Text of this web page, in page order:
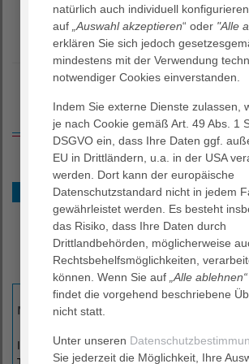
Schwerpunkte des
Notfallversorgung
Wirbelsäule und Becken
Sportmedizin
Endoprothetik
Downloads
Notfallversorgung
In unserer zentralen Notaufnahme erfolgt
natürlich auch individuell
auf „Auswahl akzeptieren“ oder "Alle
erklären Sie sich jedoch
mindestens mit der Verwendung
notwendiger Cookies einverstanden.
Indem Sie externe Dienste zulassen,
je nach Cookie gemäß Art. 49 Abs. 1
DSGVO ein, dass Ihre Daten ggf.
EU in Drittländern, u.a. in der USA
werden. Dort kann der europäische
Datenschutzstandard nicht in jedem
gewährleistet werden. Es besteht
das Risiko, dass Ihre Daten durch
Drittlandbehörden, möglicherweise
Rechtsbehelfsmöglichkeiten,
können. Wenn Sie auf „Alle ablehnen“
findet die vorgehend beschriebene
nicht statt.
Unter unseren
Sie jederzeit die Möglichkeit, Ihre